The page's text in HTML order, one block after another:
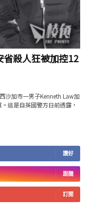
省殺人狂被加控12
沙加市一男子Kenneth Law加
這是自英國警方日前透露，
讚好
跟隨
訂閱